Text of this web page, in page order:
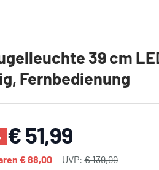
39 cm
Fernbedienung
€ 51,99
€ 88,00 UVP:€ 139,99